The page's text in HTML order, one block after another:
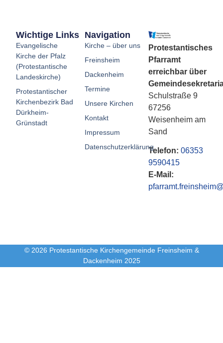
Protestantisches
Pfarramt
erreichbar über
Schulstraße 9
67256
Weisenheim am
Sand
Telefon: 06353
9590415
E-Mail:
Navigation
Kirche – über uns
Freinsheim
Dackenheim
Termine
Unsere Kirchen
Kontakt
Impressum
Datenschutzerklärung
Wichtige Links
Evangelische
Kirche der Pfalz
(Protestantische
Landeskirche)
Protestantischer
Kirchenbezirk Bad
Dürkheim-
Grünstadt
© 2026 Protestantische Kirchengemeinde Freinsheim &
Dackenheim 2025